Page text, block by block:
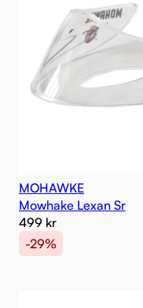
MOHAWKE
Mowhake Lexan Sr
499 kr
-29%